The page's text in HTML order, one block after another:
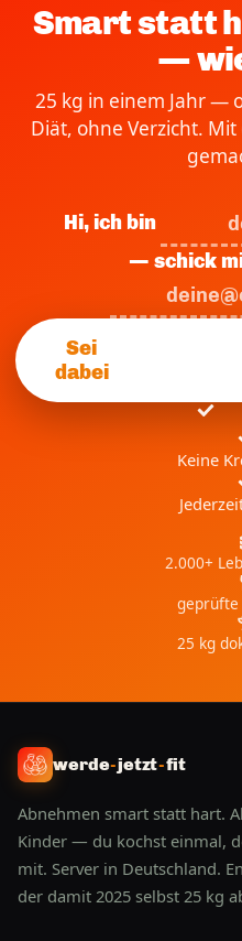
Smart statt
—
25 kg in einem Jahr —
Diät, ohne Verzicht.
Hi, ich bin
— schick
Sei
dabei
Keine
2.000+
geprüfte
25 kg
werde-jetzt-fit
Abnehmen smart statt hart.
Kinder — du kochst einmal,
mit. Server in Deutschland.
der damit 2025 selbst 25 kg